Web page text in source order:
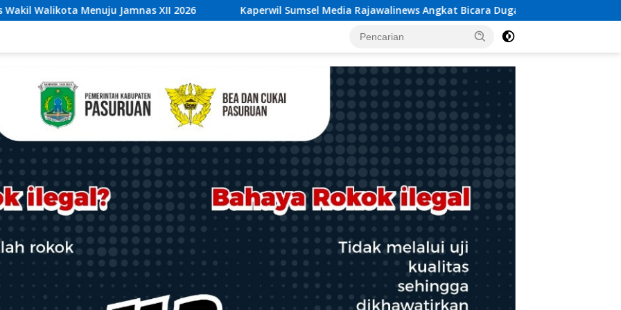
2026 Kaperwil Sumsel Media Rajawalinews Angkat Bicara Dugaan Penggelapan Dana Desa Rp 84 Juta, Kades